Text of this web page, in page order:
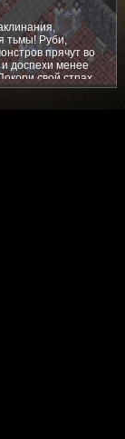
тьмы! Руби,
прячут во
доспехи менее
свой страх,